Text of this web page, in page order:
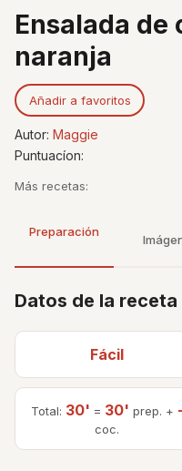
Ensalada de
naranja
Añadir a favoritos
Autor: Maggie
Puntuacíon:
Más recetas:
Preparación
Datos de la receta
Fácil
Total: 30' = 30' prep. + -
coc.